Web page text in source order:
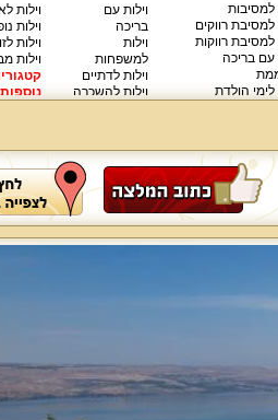
למסיבות
למסיבת רווקים
למסיבת רווקות
עם בריכה
לימי הולדת
וילות עם
בריכה
וילות
למשפחות
וילות לדתיים
וילות להשכרה
וילות
וילות
וילות
וילות
נוספות